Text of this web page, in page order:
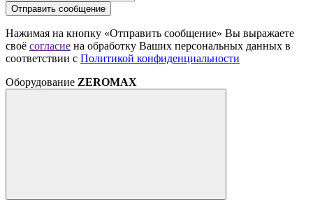
Отправить сообщение
Нажимая на кнопку «Отправить сообщение» Вы выражаете
своё согласие на обработку Ваших персональных данных в
соответствии с Политикой конфиденциальности
Оборудование ZEROMAX